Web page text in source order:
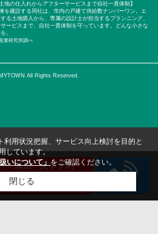
地の仕入れからアフターサービスまで自社一貫体制】
を建設する同社は、市内の戸建て供給数ナンバーワン。エ
る土地購入から、専属の設計士が担当するプランニング、
ービスまで、自社一貫体制を守っています。どんな小さな
。
業研究所調べ
All Rights Reserved.
来店・見学予約
（無料）
用状況把握、サービス向上検討を目的と
しています。
いについて」をご確認ください。
閉じる